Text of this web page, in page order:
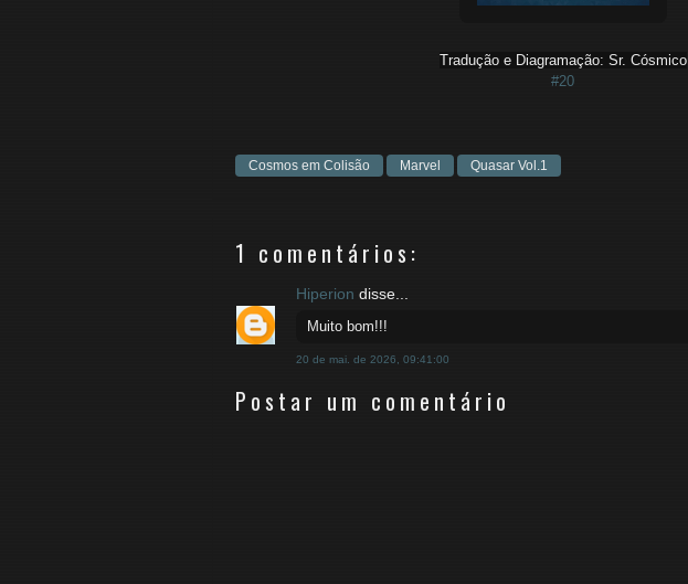
Tradução e Diagramação: Sr. Cósmico
#20
Cosmos em Colisão Marvel Quasar Vol.1
1 comentários:
Hiperion disse...
Muito bom!!!
20 de mai. de 2026, 09:41:00
Postar um comentário